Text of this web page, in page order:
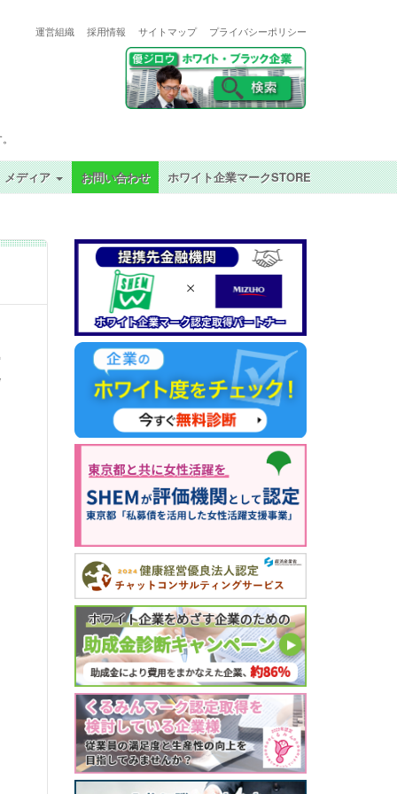
運営組織 採用情報 サイトマップ プライバシーポリシー
メディア お問い合わせ ホワイト企業マークSTORE